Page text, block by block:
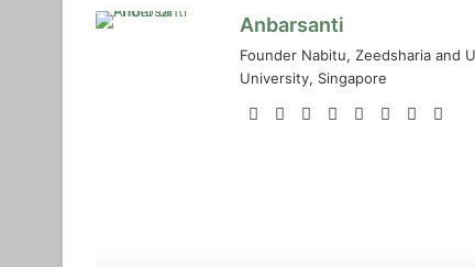
Anbarsanti
Founder Nabitu, Zeedsharia and
University, Singapore
WebsiteFacebook
X LinkedInYouTube
Instagram
Medium